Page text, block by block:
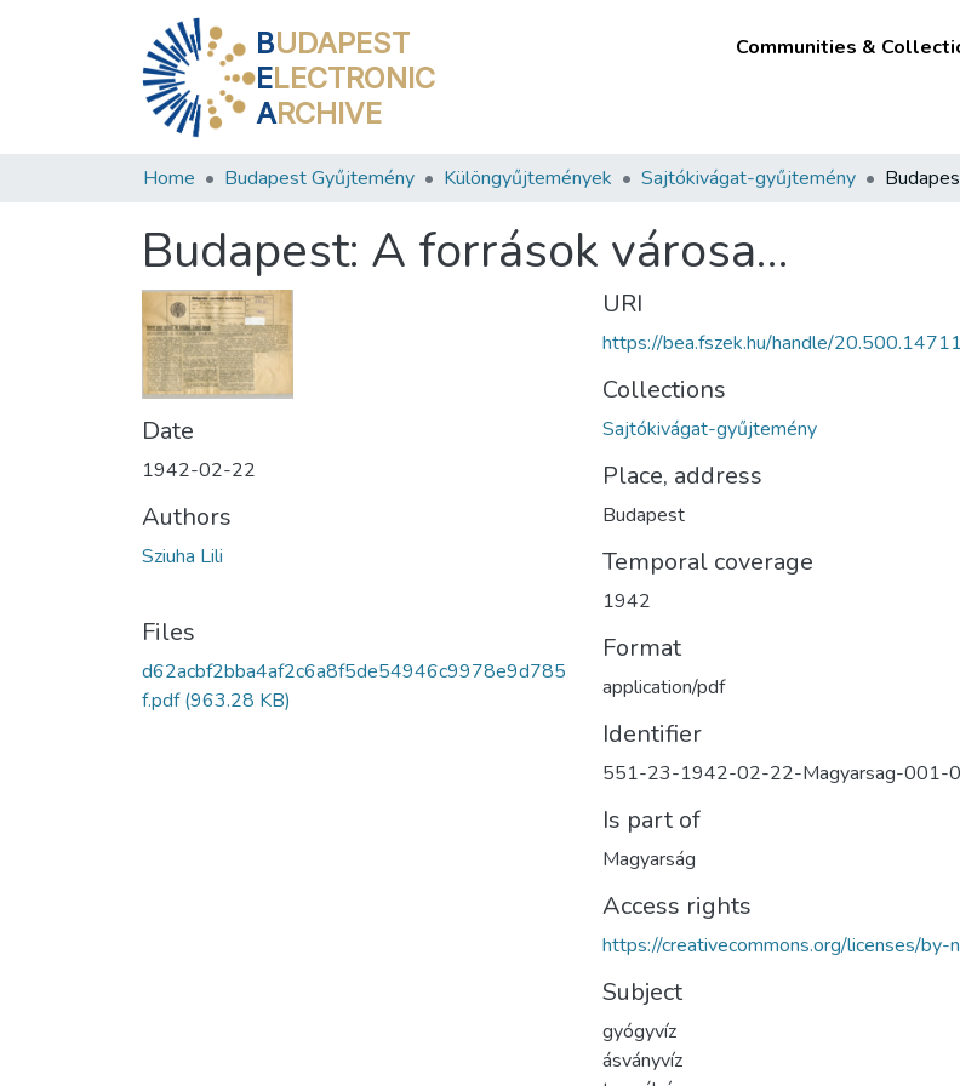
BUDAPEST
ELECTRONIC
ARCHIVE
Communities &
Home Budapest Gyűjtemény Különgyűjtemények Sajtókivágat-gyűjtemény
Budapest: A források városa…
Date
1942-02-22
Authors
Sziuha Lili
Files
d62acbf2bba4af2c6a8f5de54946c9978e9d785
f.pdf(963.28 KB)
URI
https://bea.fszek.hu/handle/
Collections
Sajtókivágat-gyűjtemény
Place, address
Budapest
Temporal coverage
1942
Format
application/pdf
Identifier
551-23-1942-02-22-Magyarsag-001-
Is part of
Magyarság
Access rights
https://creativecommons.org/licenses/by-
Subject
gyógyvíz
ásványvíz